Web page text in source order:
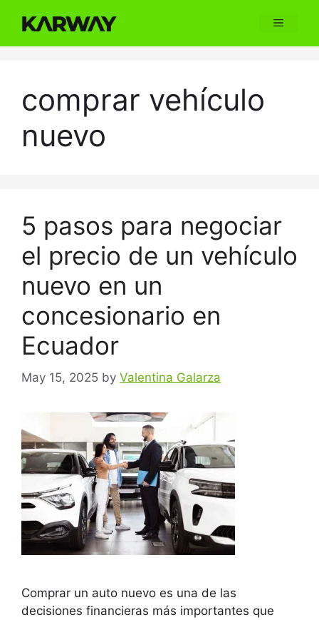
content
Menu
comprar vehículo
nuevo
5 pasos para negociar
el precio de un vehículo
nuevo en un
concesionario en
Ecuador
May 15, 2025 by Valentina Galarza
Comprar un auto nuevo es una de las
decisiones financieras más importantes que